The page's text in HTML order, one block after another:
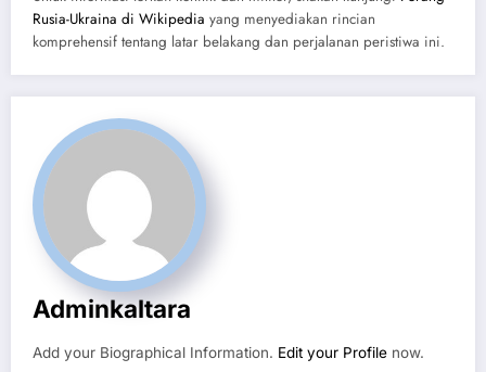
Rusia-Ukraina di Wikipedia yang menyediakan rincian
komprehensif tentang latar belakang dan perjalanan peristiwa ini.
Adminkaltara
Add your Biographical Information. Edit your Profile now.